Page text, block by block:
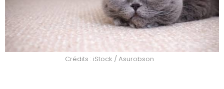
Crédits : iStock / Asurobson